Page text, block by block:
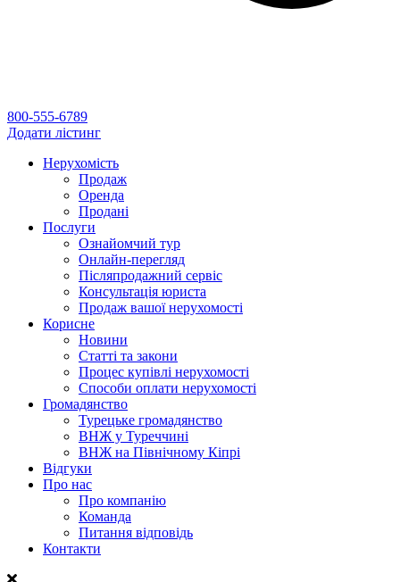
800-555-6789
Додати лістинг
Нерухомість
Продаж
Оренда
Продані
Послуги
Ознайомчий тур
Онлайн-перегляд
Післяпродажний сервіс
Консультація юриста
Продаж вашої нерухомості
Корисне
Новини
Статті та закони
Процес купівлі нерухомості
Способи оплати нерухомості
Громадянство
Турецьке громадянство
ВНЖ у Туреччині
ВНЖ на Північному Кіпрі
Відгуки
Про нас
Про компанію
Команда
Питання відповідь
Контакти